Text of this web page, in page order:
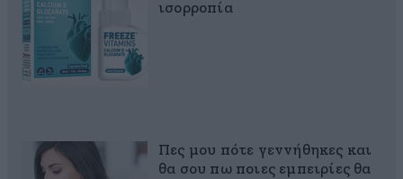
ισορροπία
Πες μου πότε γεννήθηκες και
θα σου πω ποιες εμπειρίες θα